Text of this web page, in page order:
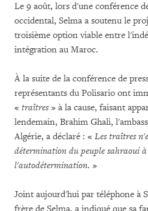
Le 9 août, lors d'une conférence
occidental, Selma a soutenu le
troisième option viable entre
intégration au Maroc.
À la suite de la conférence de
représentants du Polisario ont
« traîtres» à la cause, faisant
lendemain, Brahim Ghali,
Algérie, a déclaré : « Les traîtres
détermination du peuple sahraoui
l'autodétermination. »
Joint aujourd'hui par téléphone à